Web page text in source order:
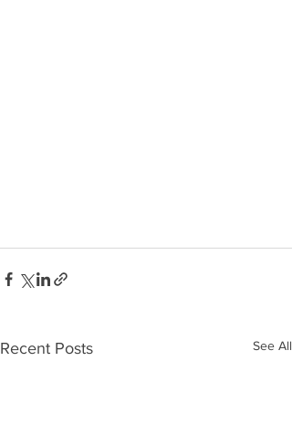
Recent Posts See All